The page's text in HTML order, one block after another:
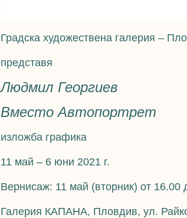
Градска художествена галерия –
представя
Людмил Георгиев
Вместо Автопортрет
изложба графика
11 май – 6 юни 2021 г.
Вернисаж: 11 май (вторник) от 16.00
Галерия КАПАНА, Пловдив, ул.